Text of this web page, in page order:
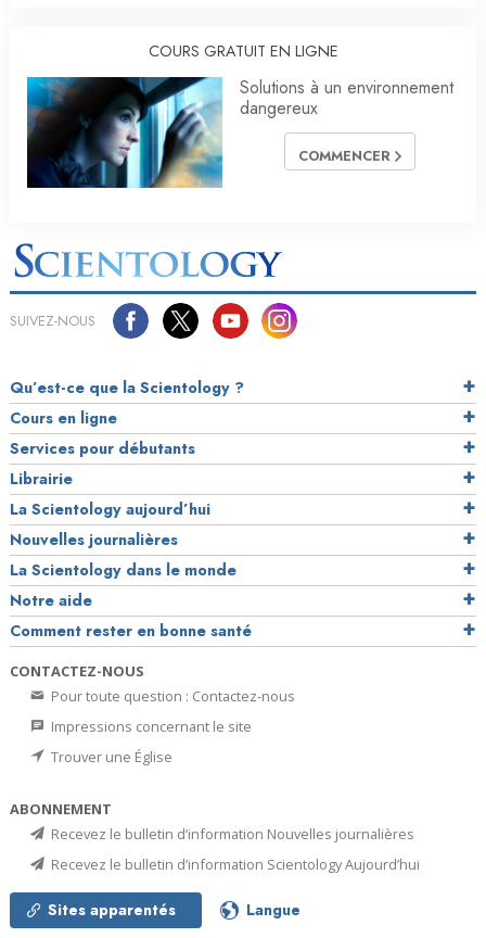
COURS GRATUIT EN LIGNE
Solutions à un environnement
dangereux
COMMENCER
SUIVEZ-NOUS
Qu’est-ce que la Scientology ?
Cours en ligne
Services pour débutants
Librairie
La Scientology aujourd’hui
Nouvelles journalières
La Scientology dans le monde
Notre aide
Comment rester en bonne santé
CONTACTEZ-NOUS
Pour toute question : Contactez-nous
Impressions concernant le site
Trouver une Église
ABONNEMENT
Recevez le bulletin d’information Nouvelles journalières
Recevez le bulletin d’information Scientology Aujourd’hui
Sites apparentés Langue